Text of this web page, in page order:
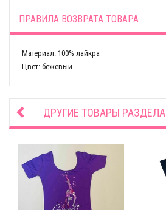
ПРАВИЛА ВОЗВРАТА ТОВАРА
Материал: 100% лайкра
Цвет: бежевый
ДРУГИЕ ТОВАРЫ РАЗДЕЛА